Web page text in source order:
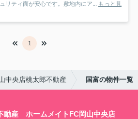
リティ面が安心です。敷地内にア... もっと見
1
中央店桃太郎不動産 国富の物件一覧
動産 ホームメイトFC岡山中央店